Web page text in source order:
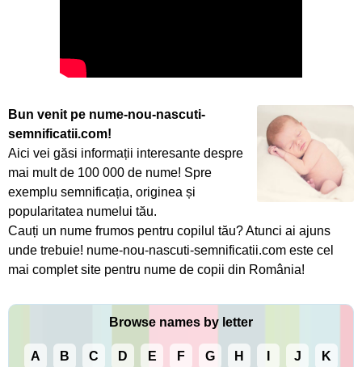
Bun venit pe nume-nou-nascuti-
semnificatii.com!
Aici vei găsi informații interesante despre
mai mult de 100 000 de nume! Spre
exemplu semnificația, originea și
popularitatea numelui tău.
Cauți un nume frumos pentru copilul tău? Atunci ai ajuns
unde trebuie! nume-nou-nascuti-semnificatii.com este cel
mai complet site pentru nume de copii din România!
Browse names by letter
A B C D E F G H J K